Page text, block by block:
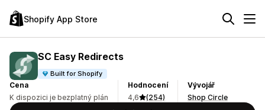
Shopify App Store
SC Easy Redirects
Built for Shopify
Cena
K dispozici je bezplatný plán
Hodnocení
4,6
(254)
Vývojář
Shop Circle